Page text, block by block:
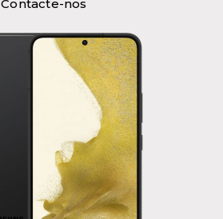
Contacte-nos